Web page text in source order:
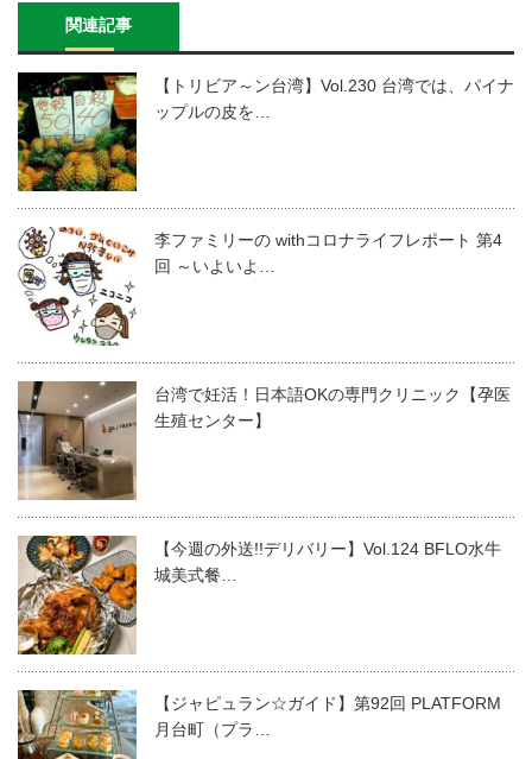
関連記事
【トリビア～ン台湾】Vol.230 台湾では、パイナ
ップルの皮を…
李ファミリーの withコロナライフレポート 第4
回 ～いよいよ…
台湾で妊活！日本語OKの専門クリニック【孕医
生殖センター】
【今週の外送!!デリバリー】Vol.124 BFLO水牛
城美式餐…
【ジャピュラン☆ガイド】第92回 PLATFORM
月台町（プラ…